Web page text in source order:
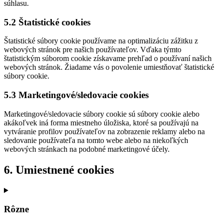
súhlasu.
5.2 Štatistické cookies
Štatistické súbory cookie používame na optimalizáciu zážitku z
webových stránok pre našich používateľov. Vďaka týmto
štatistickým súborom cookie získavame prehľad o používaní našich
webových stránok. Žiadame vás o povolenie umiestňovať štatistické
súbory cookie.
5.3 Marketingové/sledovacie cookies
Marketingové/sledovacie súbory cookie sú súbory cookie alebo
akákoľvek iná forma miestneho úložiska, ktoré sa používajú na
vytváranie profilov používateľov na zobrazenie reklamy alebo na
sledovanie používateľa na tomto webe alebo na niekoľkých
webových stránkach na podobné marketingové účely.
6. Umiestnené cookies
Rôzne